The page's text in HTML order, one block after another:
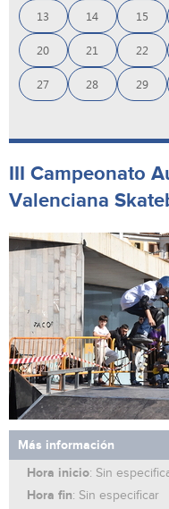
13 14 15
20 21 22
27 28 29
III Campeonato
Valenciana
Más información
Hora inicio: Sin
Hora fin: Sin especificar